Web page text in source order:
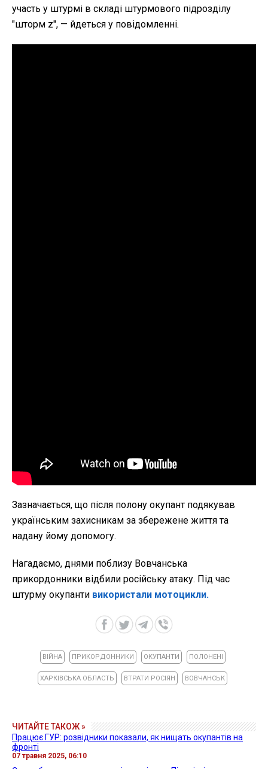
участь у штурмі в складі штурмового підрозділу
"шторм z", — йдеться у повідомленні.
Зазначається, що після полону окупант подякував
українським захисникам за збережене життя та
надану йому допомогу.
Нагадаємо, днями поблизу Вовчанська
прикордонники відбили російську атаку. Під час
штурму окупанти використали мотоцикли.
ВІЙНА ПРИКОРДОННИКИ ОКУПАНТИ ПОЛОНЕНІ
ХАРКІВСЬКА ОБЛАСТЬ ВТРАТИ РОСІЯН ВОВЧАНСЬК
ЧИТАЙТЕ ТАКОЖ »
Працює ГУР: розвідники показали, як нищать окупантів на
фронті
07 травня 2025, 06:10